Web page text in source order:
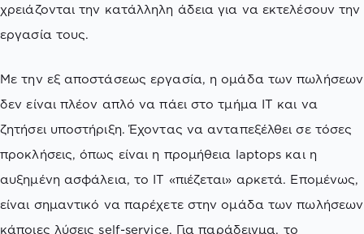
χρειάζονται την κατάλληλη άδεια για να εκτελέσουν την
εργασία τους.
Με την εξ αποστάσεως εργασία, η ομάδα των πωλήσεων
δεν είναι πλέον απλό να πάει στο τμήμα ΙΤ και να
ζητήσει υποστήριξη. Έχοντας να ανταπεξέλθει σε τόσες
προκλήσεις, όπως είναι η προμήθεια laptops και η
αυξημένη ασφάλεια, το ΙΤ «πιέζεται» αρκετά. Επομένως,
είναι σημαντικό να παρέχετε στην ομάδα των πωλήσεων
κάποιες λύσεις self-service. Για παράδειγμα, το